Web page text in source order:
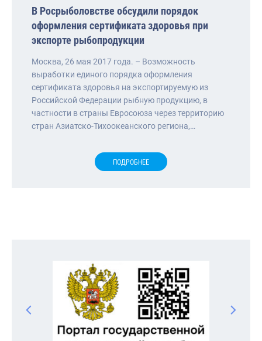
В Росрыболовстве обсудили порядок
оформления сертификата здоровья при
экспорте рыбопродукции
Москва, 26 мая 2017 года. – Возможность
выработки единого порядка оформления
сертификата здоровья на экспортируемую из
Российской Федерации рыбную продукцию, в
частности в страны Евросоюза через территорию
стран Азиатско-Тихоокеанского региона,…
ПОДРОБНЕЕ